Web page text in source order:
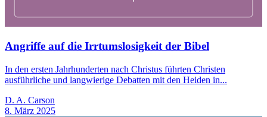
Angriffe auf die Irrtumslosigkeit der Bibel
In den ersten Jahrhunderten nach Christus führten Christen
ausführliche und langwierige Debatten mit den Heiden in...
D. A. Carson
8. März 2025